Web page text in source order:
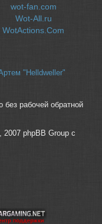
wot-fan.com
Wot-All.ru
WotActions.Com
"Helldweller"
без рабочей обратной
phpBB Group с